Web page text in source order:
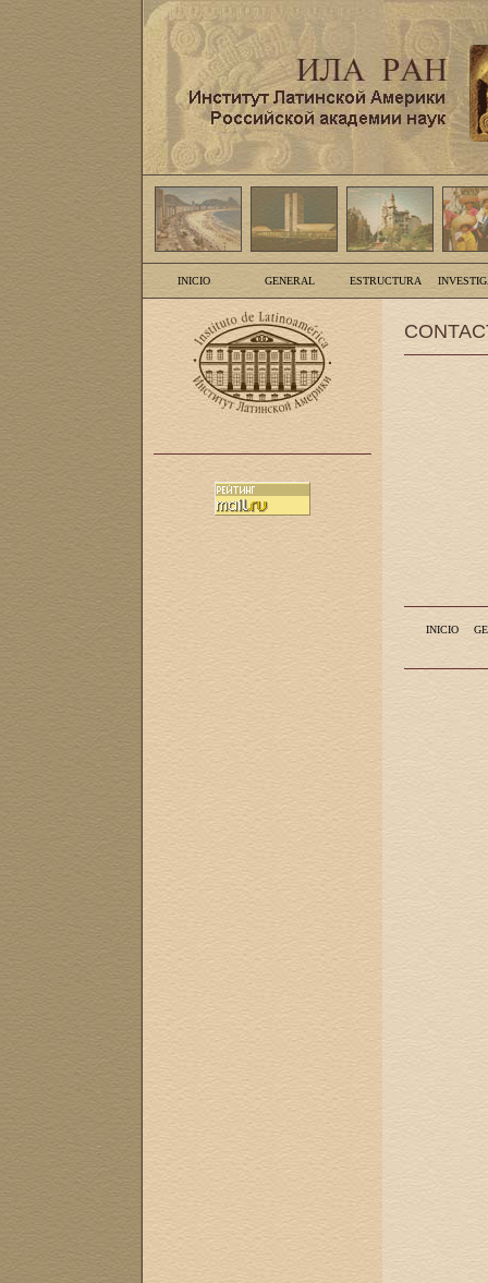
INICIO GENERAL ESTRUCTURA
INICIO